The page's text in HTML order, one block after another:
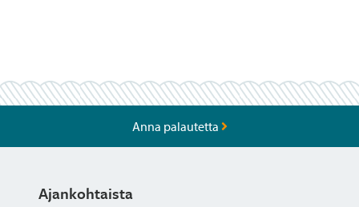
Anna palautetta
Ajankohtaista